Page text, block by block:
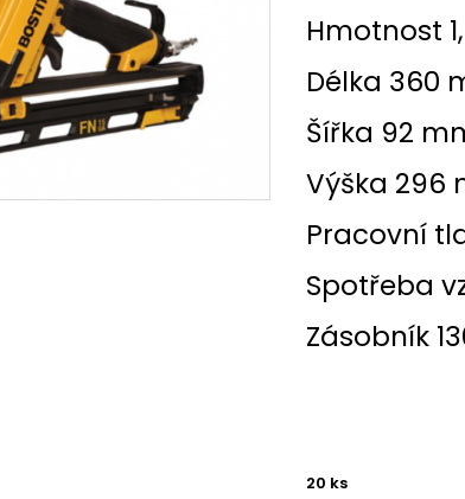
Hmotnost
Délka 360
Šířka 92
Výška 296
Pracovní
Spotřeba
Zásobník
20 ks